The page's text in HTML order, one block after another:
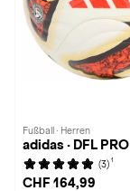
Fußball · Herren
adidas · DFL PRO
(3) 1
CHF 164,99